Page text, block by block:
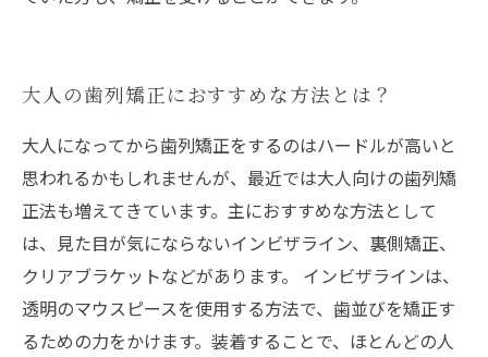
大人の歯列矯正におすすめな方法とは？
大人になってから歯列矯正をするのはハードルが高いと
思われるかもしれませんが、最近では大人向けの歯列矯
正法も増えてきています。主におすすめな方法として
は、見た目が気にならないインビザライン、裏側矯正、
クリアブラケットなどがあります。 インビザラインは、
透明のマウスピースを使用する方法で、歯並びを矯正す
るための力をかけます。装着することで、ほとんどの人